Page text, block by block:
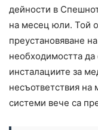
дейности в
на месец юли. Той
преустановяване
необходимостта да
инсталациите за
несъответствия на
системи вече са